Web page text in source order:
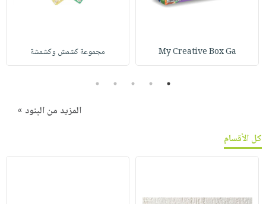
My Creative Box Ga مجموعة كشمش وكشمشة
1
2
3
4
5
المزيد من البنود »
كل الأقسام